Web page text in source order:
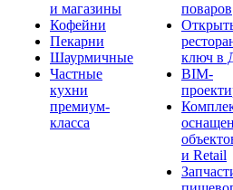
и магазины
Кофейни
Пекарни
Шаурмичные
Частные
кухни
премиум-
класса
поваров
ключ в
BIM-
и Retail